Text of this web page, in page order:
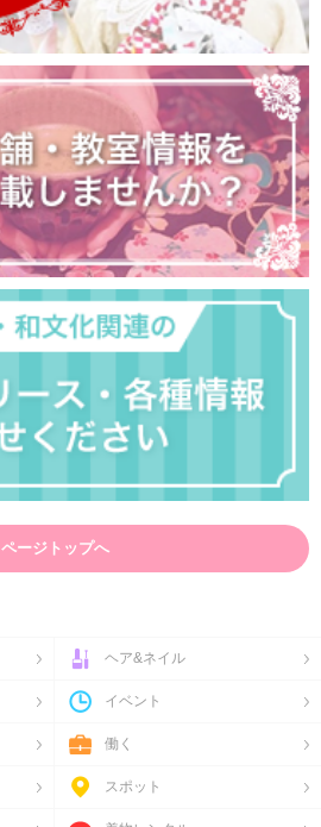
ページトップへ
ヘア&ネイル
イベント
働く
スポット